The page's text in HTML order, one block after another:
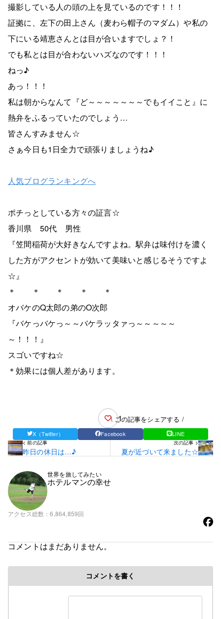
撮影している人の頭の上を見ているのです！！！
証拠に、左下の田上さん（麦わら帽子のマダム）や私の
下にいる靖恵さんとは目が合いますでしょ？！
でも私とは目が合わないハズなのです！！！
ねっ♪
あっ！！！
私は朝からなんて『ど～～～～～～～でもイイこと』に
熱弁をふるっていたのでしょう…
皆さんすみません☆
さぁ今日も1日全力で頑張りましょうね♪
人気ブログランキングへ
ポチっとしている方々の証言☆
香川県 50代 男性
『笠間稲荷が大好きなんですよね。駅弁は味付けを濃く
した方がアクセントが効いて美味いと感じるそうですよ
☆』
＊ ＊ ＊ ＊ ＊
オバケのQ太郎の弟のO次郎
『バケっバケっ～～バケラッタァっ～～～～～
～！！！』
スゴいですね☆
＊効果には個人差があります。
1
\ この記事をシェアする /
X（Twitter） Facebook LINE
< 前の記事
昨日の休日は…♪
次の記事 >
夏が近づいて来ました☆
世界を旅してみたい
ホテルマンの幸せ
アクセス総数 6,864,859回
コメントはまだありません。
コメントを書く